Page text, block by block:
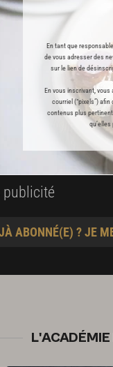
En tant que
de vous adresser des
sur le lien de
En vous inscrivant, vous
courriel (“pixels”)
contenus plus
et pâtisserie
publicité
ABONNÉ(E) ? JE